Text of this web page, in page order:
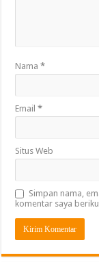
Nama*
Email*
Situs Web
Simpan nama,
komentar saya